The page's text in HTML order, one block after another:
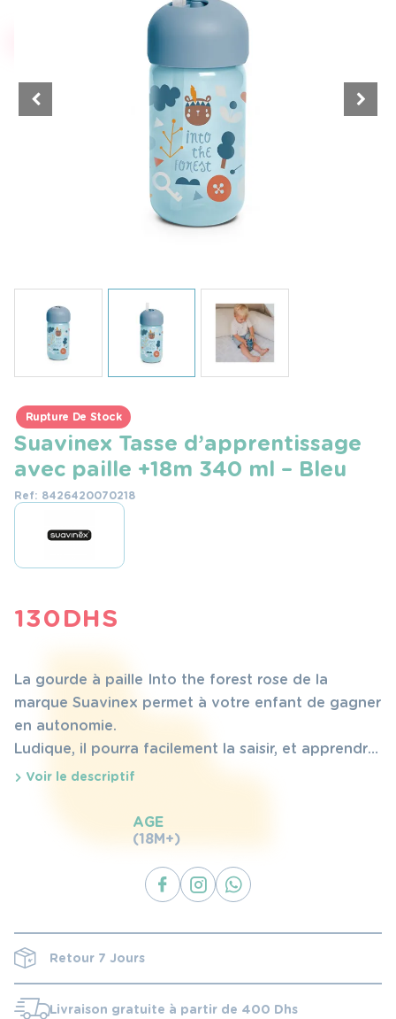
Rupture De Stock
Suavinex Tasse d’apprentissage
avec paille +18m 340 ml – Bleu
Ref: 8426420070218
130DHS
La gourde à paille Into the forest rose de la
marque Suavinex permet à votre enfant de gagner
en autonomie.
Ludique, il pourra facilement la saisir, et apprendra
à boire tout seul.
Voir le descriptif
AGE
(18M+)
Retour 7 Jours
Livraison gratuite à partir de 400 Dhs